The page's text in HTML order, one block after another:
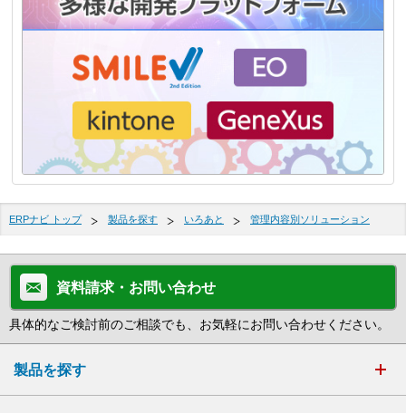
ERPナビ トップ 製品を探す いろあと 管理内容別ソリューション
資料請求・お問い合わせ
具体的なご検討前のご相談でも、お気軽にお問い合わせください。
製品を探す